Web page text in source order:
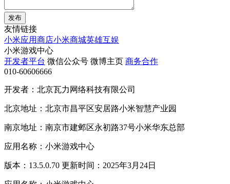
发布
友情链接
小米应用商店小米商城英雄互娱
小米游戏中心
开发者平台 微信公众号 微博主页 商务合作
010-60606666
开发者：北京瓦力网络科技有限公司
北京地址：北京市昌平区安居路小米智慧产业园
南京地址：南京市建邺区永初路37号小米华东总部
应用名称：小米游戏中心
版本：13.5.0.70 更新时间：2025年3月24日